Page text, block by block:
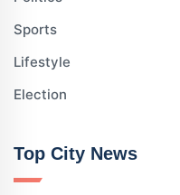
Sports
Lifestyle
Election
Top City News